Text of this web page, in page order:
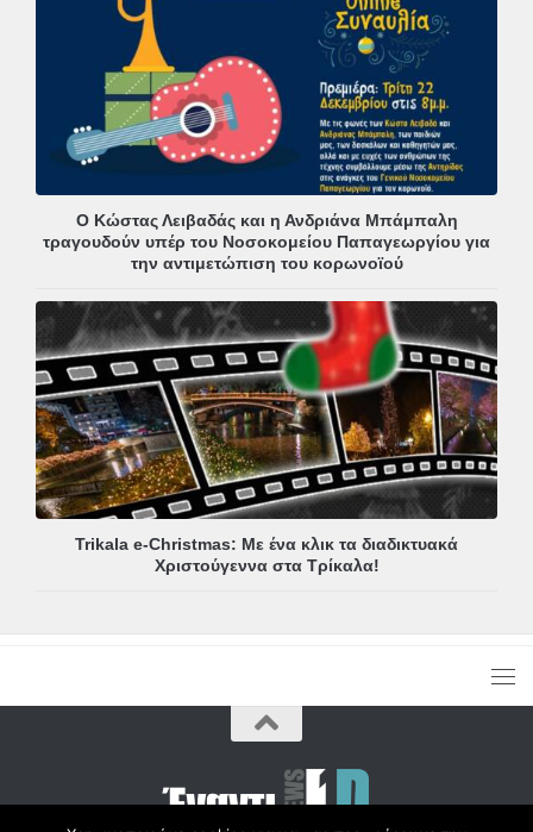
Ο Κώστας Λειβαδάς και η Ανδριάνα Μπάμπαλη
τραγουδούν υπέρ του Νοσοκομείου Παπαγεωργίου για
την αντιμετώπιση του κορωνοϊού
Trikala e-Christmas: Με ένα κλικ τα διαδικτυακά
Χριστούγεννα στα Τρίκαλα!